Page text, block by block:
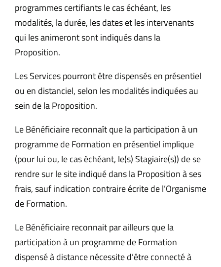
programmes certifiants le cas échéant, les
modalités, la durée, les dates et les intervenants
qui les animeront sont indiqués dans la
Proposition.
Les Services pourront être dispensés en présentiel
ou en distanciel, selon les modalités indiquées au
sein de la Proposition.
Le Bénéficiaire reconnaît que la participation à un
programme de Formation en présentiel implique
(pour lui ou, le cas échéant, le(s) Stagiaire(s)) de se
rendre sur le site indiqué dans la Proposition à ses
frais, sauf indication contraire écrite de l’Organisme
de Formation.
Le Bénéficiaire reconnait par ailleurs que la
participation à un programme de Formation
dispensé à distance nécessite d’être connecté à